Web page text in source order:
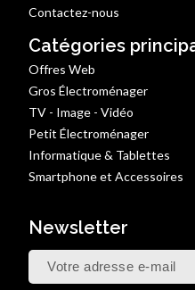
Contactez-nous
Catégories
Offres Web
Gros Électroménager
TV - Image - Vidéo
Petit Électroménager
Informatique & Tablettes
Smartphone et Accessoires
Newsletter